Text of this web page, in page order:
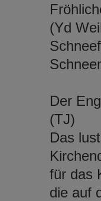
(Yd
Der
(TJ)
Das
für das
die auf